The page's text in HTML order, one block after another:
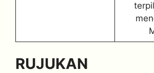
RUJUKAN